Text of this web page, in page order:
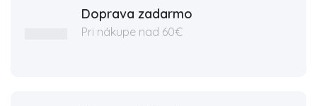
Doprava zadarmo
Pri nákupe nad 60€